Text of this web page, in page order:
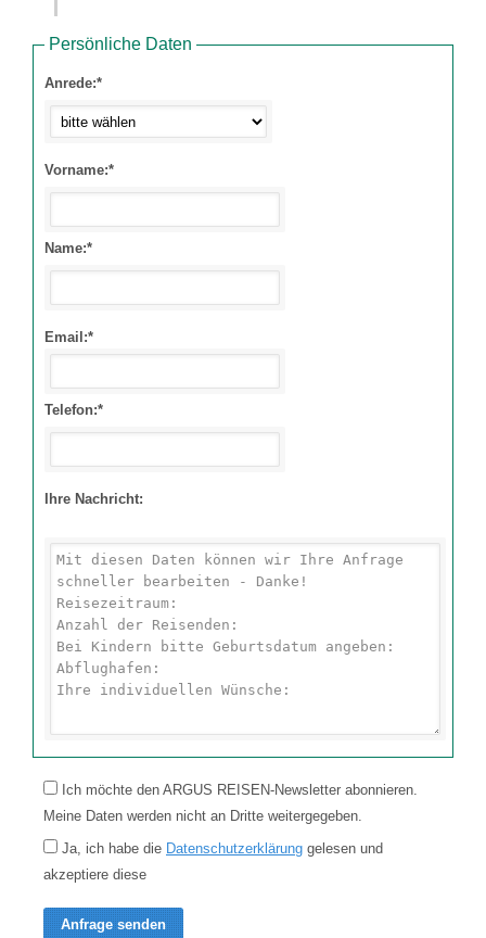
Persönliche Daten
Anrede:*
Vorname:*
Name:*
Email:*
Telefon:*
Ihre Nachricht:
Ich möchte den ARGUS REISEN-Newsletter abonnieren.
Meine Daten werden nicht an Dritte weitergegeben.
Ja, ich habe die Datenschutzerklärung gelesen und
akzeptiere diese